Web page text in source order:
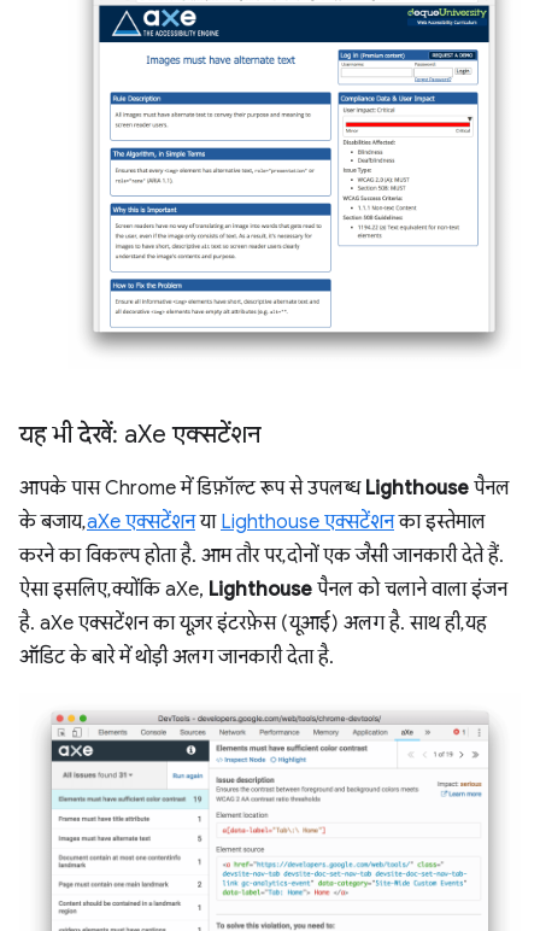
यह भी देखें: aXe एक्सटेंशन
आपके पास Chrome में डिफ़ॉल्ट रूप से उपलब्ध Lighthouse पैनल
के बजाय,aXe एक्सटेंशनया Lighthouse एक्सटेंशनका इस्तेमाल
करने का विकल्प होता है. आम तौर पर, दोनों एक जैसी जानकारी देते हैं.
ऐसा इसलिए, क्योंकि aXe, Lighthouse पैनल को चलाने वाला इंजन
है. aXe एक्सटेंशन का यूज़र इंटरफ़ेस (यूआई) अलग है. साथ ही, यह
ऑडिट के बारे में थोड़ी अलग जानकारी देता है.